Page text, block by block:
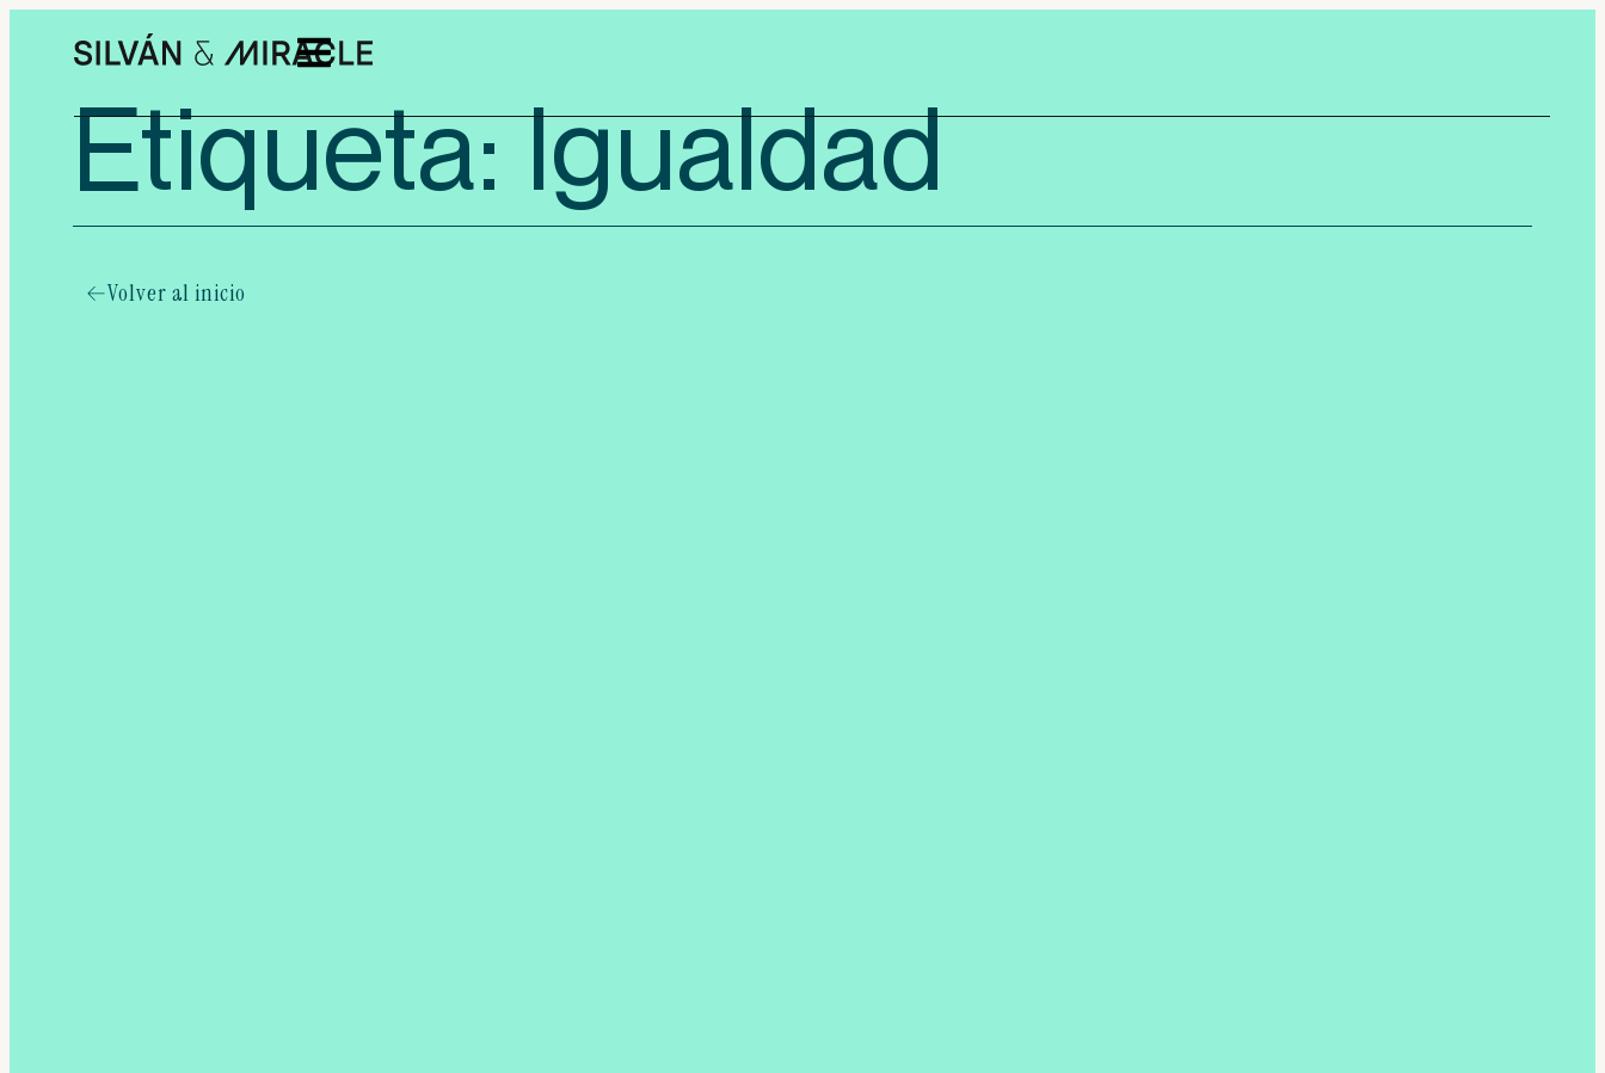
Etiqueta: Igualdad
Volver al inicio